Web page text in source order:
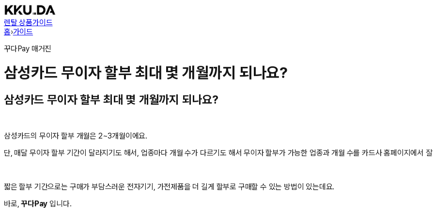
렌탈 상품가이드
홈›가이드
꾸다Pay 매거진
삼성카드 무이자 할부 최대 몇 개월까지 되나요?
삼성카드 무이자 할부 최대 몇 개월까지 되나요?
삼성카드의 무이자 할부 개월은 2~3개월이에요.
단, 매달 무이자 할부 기간이 달라지기도 해서, 업종마다 개월 수가 다르기도 해서 무이자 할부가 가능한 업종과 개월 수를 카드사 홈페이지에서
짧은 할부 기간으로는 구매가 부담스러운 전자기기, 가전제품을 더 길게 할부로 구매할 수 있는 방법이 있는데요.
바로,꾸다Pay 입니다.